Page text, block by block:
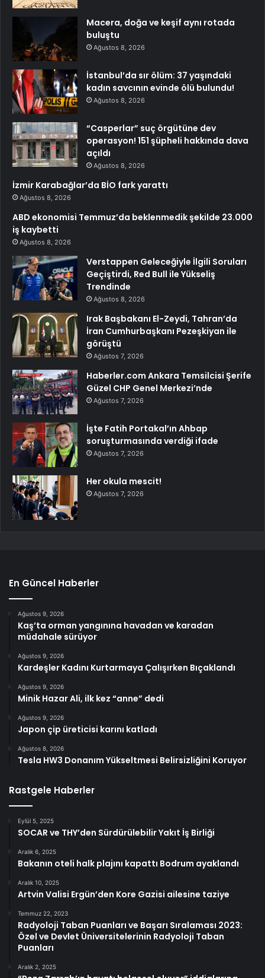
Macera, doğa ve keşif aynı rotada
buluştu
Ağustos 8, 2026
İstanbul’da sır ölüm: 37 yaşındaki
kadın savcının evinde ölü bulundu!
Ağustos 8, 2026
“Casperlar” suç örgütüne dev
operasyon! 151 şüpheli hakkında dava
açıldı
Ağustos 8, 2026
İzmir Karabağlar’da BİO fark yarattı
Ağustos 8, 2026
ABD ekonomisi Temmuz’da beklenmedik şekilde 23.000
iş kaybetti
Ağustos 8, 2026
Verstappen Geleceğiyle İlgili Soruları
Geçiştirdi, Red Bull ile Yükseliş
Trendinde
Ağustos 8, 2026
Irak Başbakanı El-Zeydi, Tahran’da
İran Cumhurbaşkanı Pezeşkiyan ile
görüştü
Ağustos 7, 2026
Haberler.com Ankara Temsilcisi Şerife
Güzel CHP Genel Merkezi’nde
Ağustos 7, 2026
İşte Fatih Portakal’ın Ahbap
soruşturmasında verdiği ifade
Ağustos 7, 2026
Her okula mescit!
Ağustos 7, 2026
En Güncel Haberler
Ağustos 9, 2026
Kaş’ta orman yangınına havadan ve karadan
müdahale sürüyor
Ağustos 9, 2026
Kardeşler Kadını Kurtarmaya Çalışırken Bıçaklandı
Ağustos 9, 2026
Minik Hazar Ali, ilk kez “anne” dedi
Ağustos 9, 2026
Japon çip üreticisi karını katladı
Ağustos 8, 2026
Tesla HW3 Donanım Yükseltmesi Belirsizliğini Koruyor
Rastgele Haberler
Eylül 5, 2025
SOCAR ve THY’den Sürdürülebilir Yakıt İş Birliği
Aralık 6, 2025
Bakanın oteli halk plajını kapattı Bodrum ayaklandı
Aralık 10, 2025
Artvin Valisi Ergün’den Kore Gazisi ailesine taziye
Temmuz 22, 2023
Radyoloji Taban Puanları ve Başarı Sıralaması 2023:
Özel ve Devlet Üniversitelerinin Radyoloji Taban
Puanları
Aralık 2, 2025